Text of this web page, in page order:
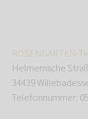
ROSENGARTEN-
Helmernsche
34439
Telefonnummer: